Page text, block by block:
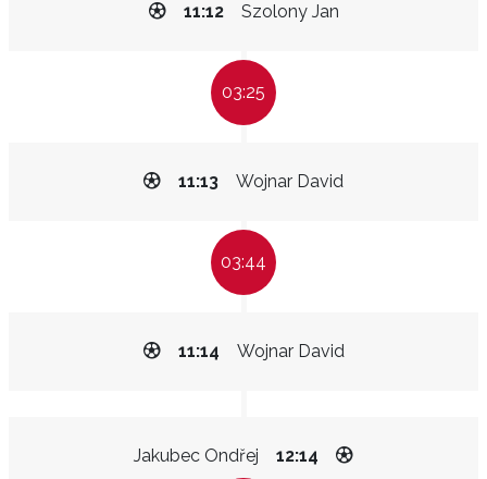
Szolony Jan
11:12
03:25
Wojnar David
11:13
03:44
Wojnar David
11:14
Jakubec Ondřej 12:14